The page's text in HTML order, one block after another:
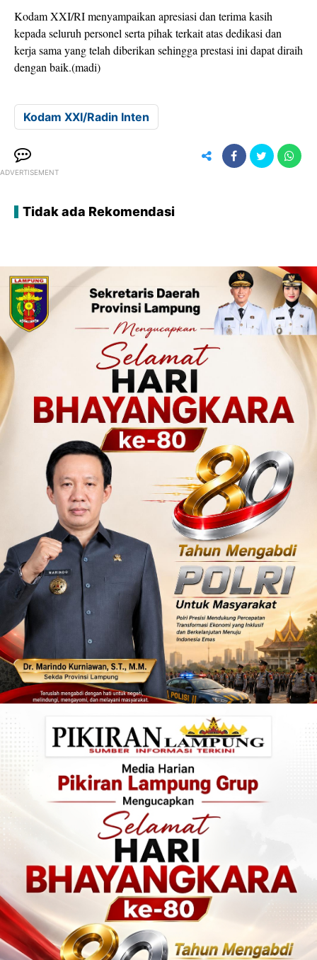
Kodam XXI/RI menyampaikan apresiasi dan terima kasih
kepada seluruh personel serta pihak terkait atas dedikasi dan
kerja sama yang telah diberikan sehingga prestasi ini dapat diraih
dengan baik.(madi)
Kodam XXI/Radin Inten
ADVERTISEMENT
Tidak ada Rekomendasi